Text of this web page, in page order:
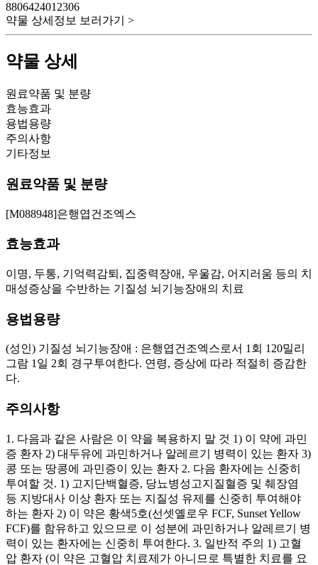
8806424012306
약물 상세정보 보러가기 >
약물 상세
원료약품 및 분량
효능효과
용법용량
주의사항
기타정보
원료약품 및 분량
[M088948]은행엽건조엑스
효능효과
이명, 두통, 기억력감퇴, 집중력장애, 우울감, 어지러움 등의 치
매성증상을 수반하는 기질성 뇌기능장애의 치료
용법용량
(성인) 기질성 뇌기능장애 : 은행엽건조엑스로서 1회 120밀리
그람 1일 2회 경구투여한다. 연령, 증상에 따라 적절히 증감한
다.
주의사항
1. 다음과 같은 사람은 이 약을 복용하지 말 것 1) 이 약에 과민
증 환자 2) 대두유에 과민하거나 알레르기 병력이 있는 환자 3)
콩 또는 땅콩에 과민증이 있는 환자 2. 다음 환자에는 신중히
투여할 것. 1) 고지단백혈증, 당뇨병성고지질혈증 및 췌장염
등 지방대사 이상 환자 또는 지질성 유제를 신중히 투여해야
하는 환자 2) 이 약은 황색5호(선셋옐로우 FCF, Sunset Yellow
FCF)를 함유하고 있으므로 이 성분에 과민하거나 알레르기 병
력이 있는 환자에는 신중히 투여한다. 3. 일반적 주의 1) 고혈
압 환자 (이 약은 고혈압 치료제가 아니므로 특별한 치료를 요